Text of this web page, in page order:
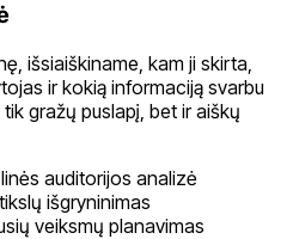
išsiaiškiname, kam ji skirta,
ir kokią informaciją svarbu
gražų puslapį, bet ir aiškų
auditorijos analizė
išgryninimas
veiksmų planavimas